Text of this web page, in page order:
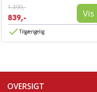
1.399,-
839,- Vis
Tilgængelig
OVERSIGT